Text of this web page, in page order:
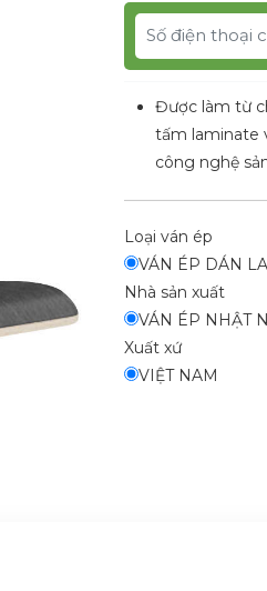
Được làm từ
tấm laminate
công nghệ
Loại ván ép
VÁN ÉP DÁN
Nhà sản xuất
VÁN ÉP NHẬT
Xuất xứ
VIỆT NAM